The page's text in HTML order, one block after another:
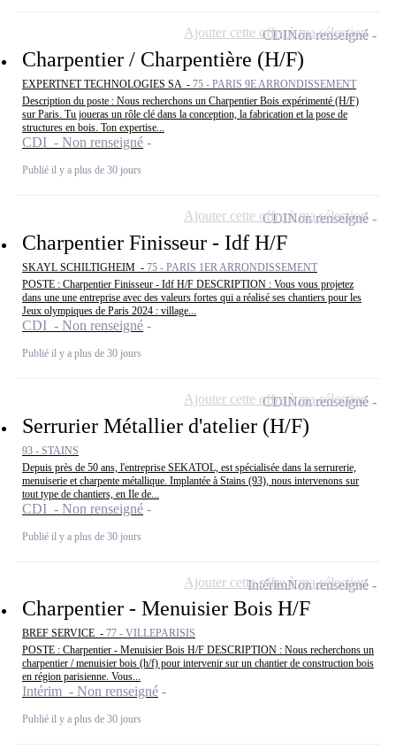
Charpentier / Charpentière (H/F)
EXPERTNET TECHNOLOGIES SA - 75 - PARIS 9E ARRONDISSEMENT
Description du poste : Nous recherchons un Charpentier Bois expérimenté (H/F)
sur Paris. Tu joueras un rôle clé dans la conception, la fabrication et la pose de
structures en bois. Ton expertise...
CDI - Non renseigné
Publié il y a plus de 30 jours
CDINon renseigné
Ajouter cette offre à ma sélection
Charpentier Finisseur - Idf H/F
SKAYL SCHILTIGHEIM - 75 - PARIS 1ER ARRONDISSEMENT
POSTE : Charpentier Finisseur - Idf H/F DESCRIPTION : Vous vous projetez
dans une une entreprise avec des valeurs fortes qui a réalisé ses chantiers pour les
Jeux olympiques de Paris 2024 : village...
CDI - Non renseigné
Publié il y a plus de 30 jours
CDINon renseigné
Ajouter cette offre à ma sélection
Serrurier Métallier d'atelier (H/F)
93 - STAINS
Depuis près de 50 ans, l'entreprise SEKATOL, est spécialisée dans la serrurerie,
menuiserie et charpente métallique. Implantée à Stains (93), nous intervenons sur
tout type de chantiers, en Ile de...
CDI - Non renseigné
Publié il y a plus de 30 jours
CDINon renseigné
Ajouter cette offre à ma sélection
Charpentier - Menuisier Bois H/F
BREF SERVICE - 77 - VILLEPARISIS
POSTE : Charpentier - Menuisier Bois H/F DESCRIPTION : Nous recherchons un
charpentier / menuisier bois (h/f) pour intervenir sur un chantier de construction bois
en région parisienne. Vous...
Intérim - Non renseigné
Publié il y a plus de 30 jours
IntérimNon renseigné
Ajouter cette offre à ma sélection